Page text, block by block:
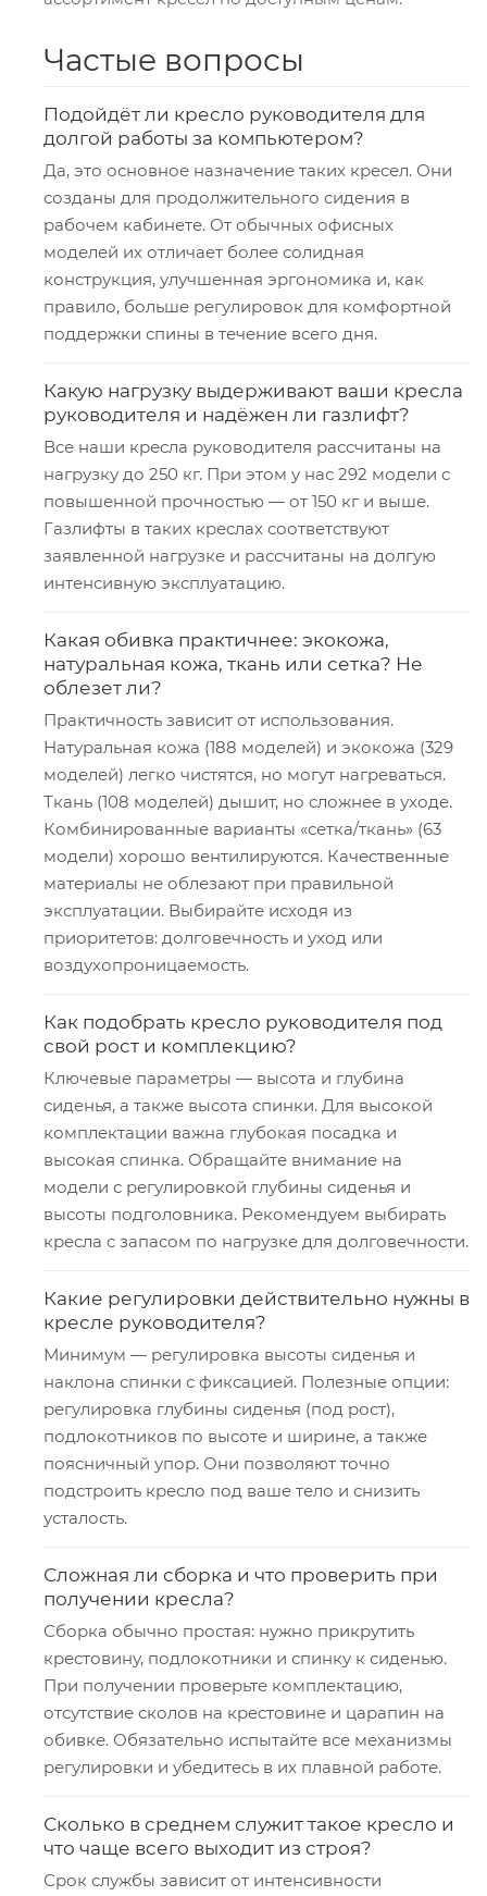
Частые вопросы
Подойдёт ли кресло руководителя для
долгой работы за компьютером?
Да, это основное назначение таких кресел. Они
созданы для продолжительного сидения в
рабочем кабинете. От обычных офисных
моделей их отличает более солидная
конструкция, улучшенная эргономика и, как
правило, больше регулировок для комфортной
поддержки спины в течение всего дня.
Какую нагрузку выдерживают ваши кресла
руководителя и надёжен ли газлифт?
Все наши кресла руководителя рассчитаны на
нагрузку до 250 кг. При этом у нас 292 модели с
повышенной прочностью — от 150 кг и выше.
Газлифты в таких креcлах соответствуют
заявленной нагрузке и рассчитаны на долгую
интенсивную эксплуатацию.
Какая обивка практичнее: экокожа,
натуральная кожа, ткань или сетка? Не
облезет ли?
Практичность зависит от использования.
Натуральная кожа (188 моделей) и экокожа (329
моделей) легко чистятся, но могут нагреваться.
Ткань (108 моделей) дышит, но сложнее в уходе.
Комбинированные варианты «сетка/ткань» (63
модели) хорошо вентилируются. Качественные
материалы не облезают при правильной
эксплуатации. Выбирайте исходя из
приоритетов: долговечность и уход или
воздухопроницаемость.
Как подобрать кресло руководителя под
свой рост и комплекцию?
Ключевые параметры — высота и глубина
сиденья, а также высота спинки. Для высокой
комплектации важна глубокая посадка и
высокая спинка. Обращайте внимание на
модели с регулировкой глубины сиденья и
высоты подголовника. Рекомендуем выбирать
кресла с запасом по нагрузке для долговечности.
Какие регулировки действительно нужны в
кресле руководителя?
Минимум — регулировка высоты сиденья и
наклона спинки с фиксацией. Полезные опции:
регулировка глубины сиденья (под рост),
подлокотников по высоте и ширине, а также
поясничный упор. Они позволяют точно
подстроить кресло под ваше тело и снизить
усталость.
Сложная ли сборка и что проверить при
получении кресла?
Сборка обычно простая: нужно прикрутить
крестовину, подлокотники и спинку к сиденью.
При получении проверьте комплектацию,
отсутствие сколов на крестовине и царапин на
обивке. Обязательно испытайте все механизмы
регулировки и убедитесь в их плавной работе.
Сколько в среднем служит такое кресло и
что чаще всего выходит из строя?
Срок службы зависит от интенсивности